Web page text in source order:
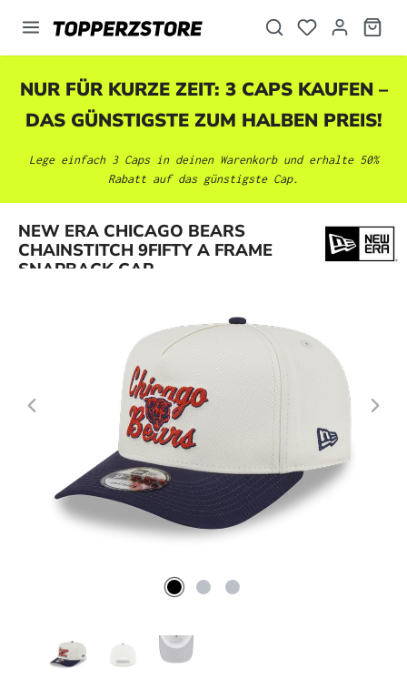
springen
NUR FÜR KURZE ZEIT: 3 CAPS KAUFEN –
DAS GÜNSTIGSTE ZUM HALBEN PREIS!
Lege einfach 3 Caps in deinen Warenkorb und erhalte 50%
Rabatt auf das günstigste Cap.
NEW ERA CHICAGO BEARS
CHAINSTITCH 9FIFTY A FRAME
SNAPBACK CAP
Bildergalerie überspringen